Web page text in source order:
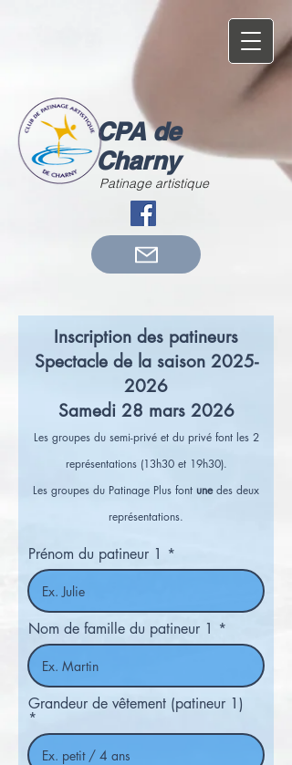
CPA de
Charny
Patinage artistique
Inscription des patineurs
Spectacle de la saison 2025-
2026
Samedi 28 mars 2026
Les groupes du semi-privé et du privé font les 2
représentations (13h30 et 19h30).
Les groupes du Patinage Plus font unedes deux
représentations.
Prénom du patineur 1
Nom de famille du patineur 1
Grandeur de vêtement (patineur 1)